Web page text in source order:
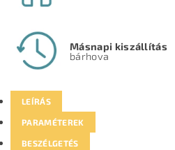
Másnapi kiszállítás
bárhova
LEÍRÁS
PARAMÉTEREK
BESZÉLGETÉS